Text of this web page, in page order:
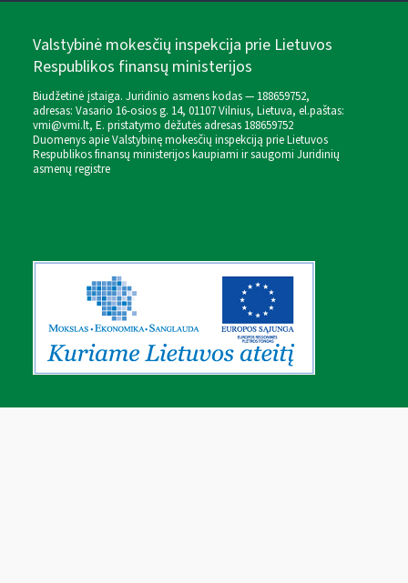
Valstybinė mokesčių inspekcija prie Lietuvos
Respublikos finansų ministerijos
Biudžetinė įstaiga. Juridinio asmens kodas — 188659752,
adresas: Vasario 16-osios g. 14, 01107 Vilnius, Lietuva, el.paštas:
vmi@vmi.lt, E. pristatymo dėžutės adresas 188659752
Duomenys apie Valstybinę mokesčių inspekciją prie Lietuvos
Respublikos finansų ministerijos kaupiami ir saugomi Juridinių
asmenų registre